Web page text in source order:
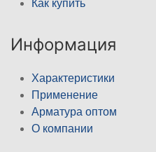
Как купить
Информация
Характеристики
Применение
Арматура оптом
О компании